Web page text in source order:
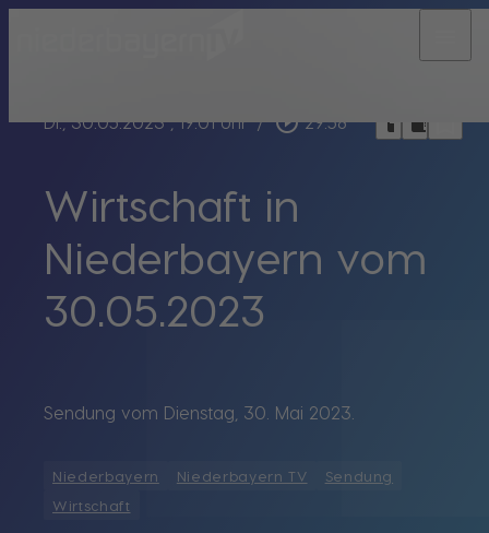
Di., 30.05.2023, 19:01 Uhr / play_circle_outline 29:58 headphones chrome_reader_mode
Wirtschaft in
Niederbayern vom
30.05.2023
Sendung vom Dienstag, 30. Mai 2023.
Niederbayern Niederbayern TV
Sendung
Wirtschaft